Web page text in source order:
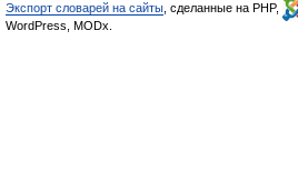
Экспорт словарей на сайты , сделанные на PHP,
WordPress, MODx.